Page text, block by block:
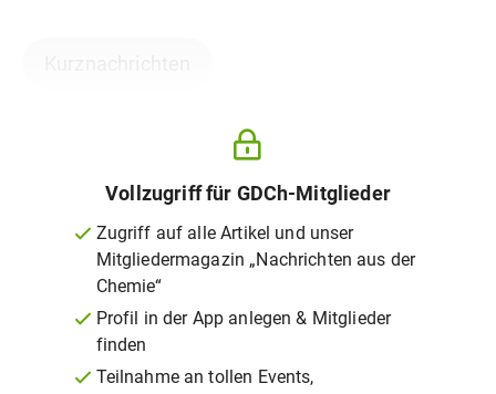
Vollzugriff für GDCh-Mitglieder
Zugriff auf alle Artikel und unser
Mitgliedermagazin „Nachrichten aus der
Chemie“
Profil in der App anlegen & Mitglieder
finden
Teilnahme an tollen Events,